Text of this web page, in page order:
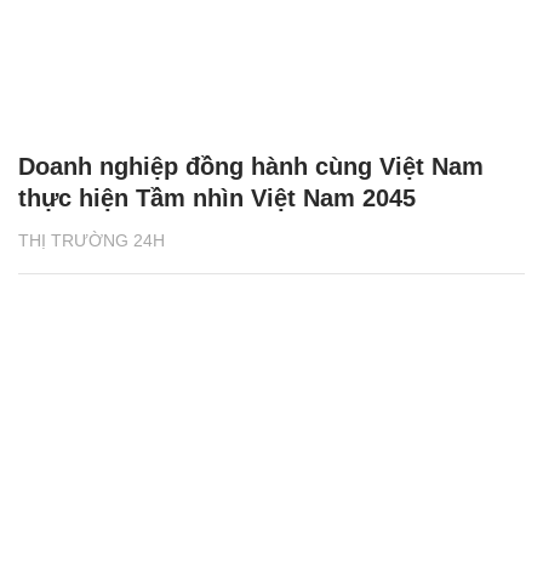
THỊ TRƯỜNG 24H
Doanh nghiệp đồng hành cùng Việt Nam
thực hiện Tầm nhìn Việt Nam 2045